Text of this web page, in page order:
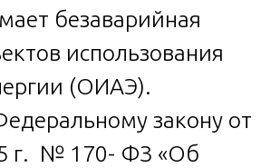
безаварийная
использования
(ОИАЭ).
закону от
г. № 170- ФЗ «Об